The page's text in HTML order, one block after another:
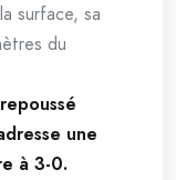
surface, sa
du
une
à 3-0.